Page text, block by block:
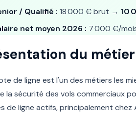
/ Qualifié : 18 000 € brut → 10
net moyen 2026 : 7 000 €/
du métier
de ligne est l'un des métiers les
la sécurité des vols commerciaux
de ligne actifs, principalement chez